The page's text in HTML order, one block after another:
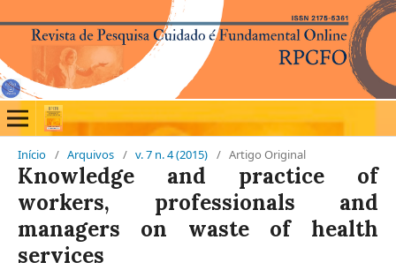
Início / Arquivos / v. 7 n. 4 (2015) / Artigo Original
Knowledge and practice of
workers, professionals and
managers on waste of health
services